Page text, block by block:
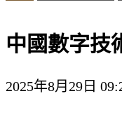
中國數字技
2025年8月29日